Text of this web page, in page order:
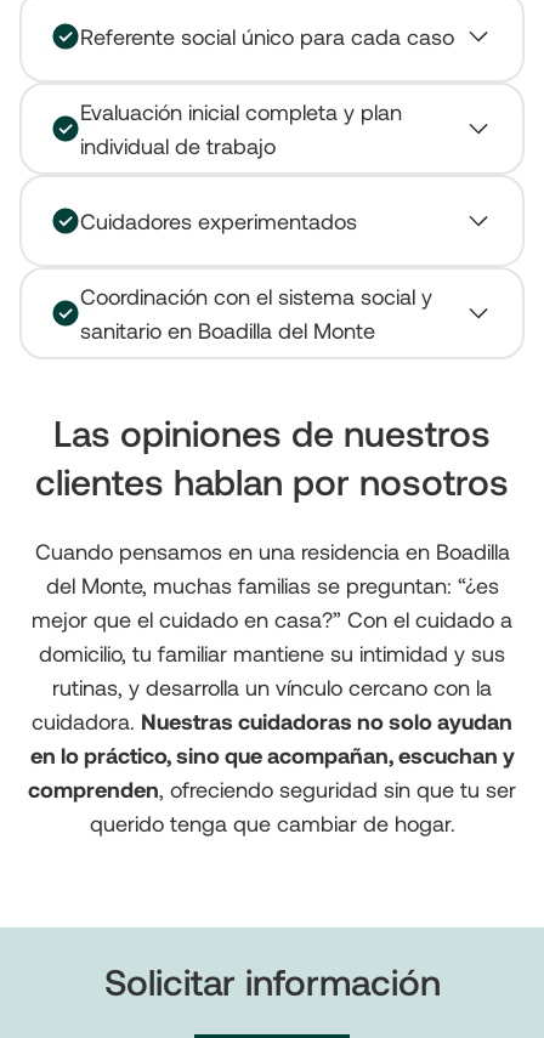
Referente social único para cada caso
Evaluación inicial completa y plan
individual de trabajo
Cuidadores experimentados
Coordinación con el sistema social y
sanitario en Boadilla del Monte
Las opiniones de nuestros
clientes hablan por nosotros
Cuando pensamos en una residencia en Boadilla
del Monte, muchas familias se preguntan: “¿es
mejor que el cuidado en casa?” Con el cuidado a
domicilio, tu familiar mantiene su intimidad y sus
rutinas, y desarrolla un vínculo cercano con la
cuidadora. Nuestras cuidadoras no solo ayudan
en lo práctico, sino que acompañan, escuchan y
comprenden, ofreciendo seguridad sin que tu ser
querido tenga que cambiar de hogar.
Solicitar información